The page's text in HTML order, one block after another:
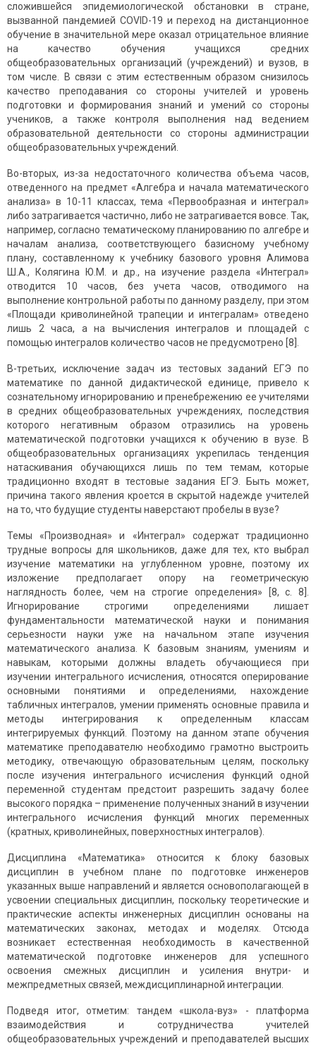
сложившейся эпидемиологической обстановки в стране,
вызванной пандемией COVID-19 и переход на дистанционное
обучение в значительной мере оказал отрицательное влияние
на качество обучения учащихся средних
общеобразовательных организаций (учреждений) и вузов, в
том числе. В связи с этим естественным образом снизилось
качество преподавания со стороны учителей и уровень
подготовки и формирования знаний и умений со стороны
учеников, а также контроля выполнения над ведением
образовательной деятельности со стороны администрации
общеобразовательных учреждений.
Во-вторых, из-за недостаточного количества объема часов,
отведенного на предмет «Алгебра и начала математического
анализа» в 10-11 классах, тема «Первообразная и интеграл»
либо затрагивается частично, либо не затрагивается вовсе. Так,
например, согласно тематическому планированию по алгебре и
началам анализа, соответствующего базисному учебному
плану, составленному к учебнику базового уровня Алимова
Ш.А., Колягина Ю.М. и др., на изучение раздела «Интеграл»
отводится 10 часов, без учета часов, отводимого на
выполнение контрольной работы по данному разделу, при этом
«Площади криволинейной трапеции и интегралам» отведено
лишь 2 часа, а на вычисления интегралов и площадей с
помощью интегралов количество часов не предусмотрено [8].
В-третьих, исключение задач из тестовых заданий ЕГЭ по
математике по данной дидактической единице, привело к
сознательному игнорированию и пренебрежению ее учителями
в средних общеобразовательных учреждениях, последствия
которого негативным образом отразились на уровень
математической подготовки учащихся к обучению в вузе. В
общеобразовательных организациях укрепилась тенденция
натаскивания обучающихся лишь по тем темам, которые
традиционно входят в тестовые задания ЕГЭ. Быть может,
причина такого явления кроется в скрытой надежде учителей
на то, что будущие студенты наверстают пробелы в вузе?
Темы «Производная» и «Интеграл» содержат традиционно
трудные вопросы для школьников, даже для тех, кто выбрал
изучение математики на углубленном уровне, поэтому их
изложение предполагает опору на геометрическую
наглядность более, чем на строгие определения» [8, с. 8].
Игнорирование строгими определениями лишает
фундаментальности математической науки и понимания
серьезности науки уже на начальном этапе изучения
математического анализа. К базовым знаниям, умениям и
навыкам, которыми должны владеть обучающиеся при
изучении интегрального исчисления, относятся оперирование
основными понятиями и определениями, нахождение
табличных интегралов, умении применять основные правила и
методы интегрирования к определенным классам
интегрируемых функций. Поэтому на данном этапе обучения
математике преподавателю необходимо грамотно выстроить
методику, отвечающую образовательным целям, поскольку
после изучения интегрального исчисления функций одной
переменной студентам предстоит разрешить задачу более
высокого порядка – применение полученных знаний в изучении
интегрального исчисления функций многих переменных
(кратных, криволинейных, поверхностных интегралов).
Дисциплина «Математика» относится к блоку базовых
дисциплин в учебном плане по подготовке инженеров
указанных выше направлений и является основополагающей в
усвоении специальных дисциплин, поскольку теоретические и
практические аспекты инженерных дисциплин основаны на
математических законах, методах и моделях. Отсюда
возникает естественная необходимость в качественной
математической подготовке инженеров для успешного
освоения смежных дисциплин и усиления внутри- и
межпредметных связей, междисциплинарной интеграции.
Подведя итог, отметим: тандем «школа-вуз» - платформа
взаимодействия и сотрудничества учителей
общеобразовательных учреждений и преподавателей высших